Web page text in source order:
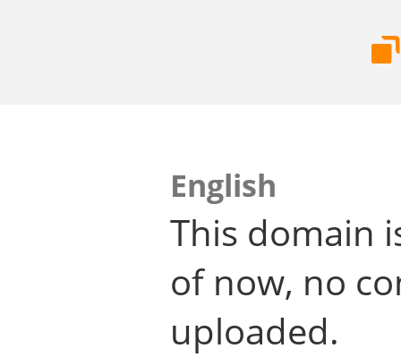
English
This domain
of now, no
uploaded.